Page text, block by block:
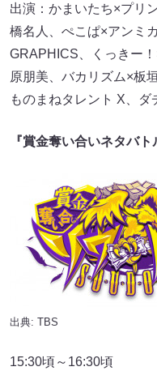
出演：かまいたち×プリ
橋名人、ぺこぱ×アンミ
GRAPHICS、くっきー
原朋美、バカリズム×板
ものまねタレント X、
『賞金奪い合いネタバ
出典: TBS
15:30頃～16:30頃